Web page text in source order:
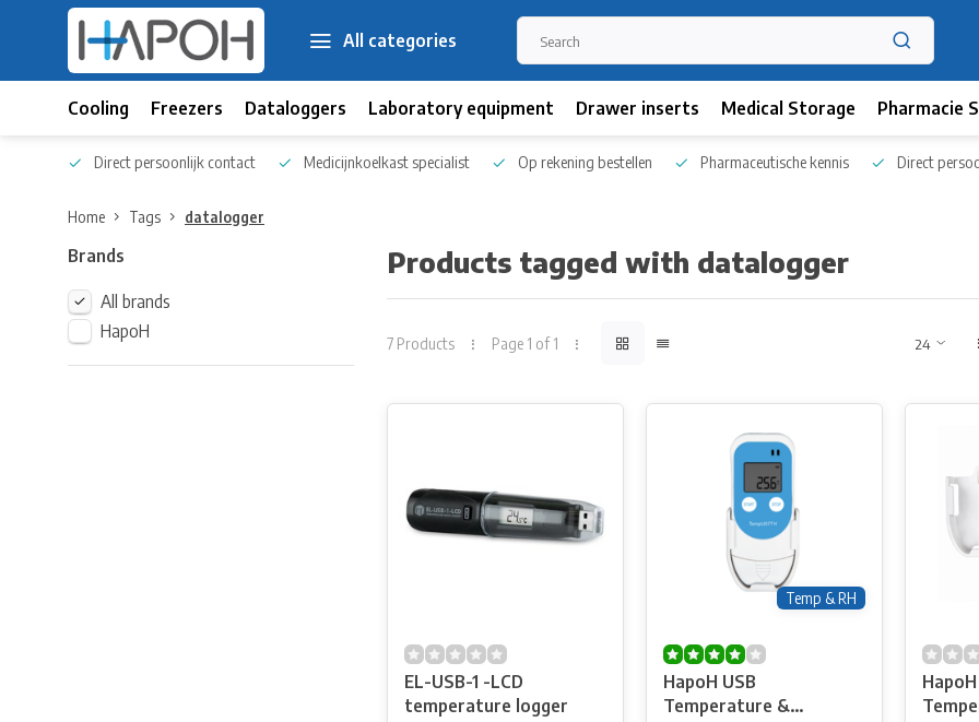
All categories
Cooling Freezers Dataloggers Laboratory equipment Drawer inserts Medical Storage Pharmacie
Direct persoonlijk contact Medicijnkoelkast specialist Op rekening bestellen Pharmaceutische kennis Direct
Home Tags datalogger
Brands
All brands
HapoH
Products tagged with datalogger
7 Products Page 1 of 1
EL-USB-1 -LCD
temperature logger
Temp & RH
HapoH USB
Temperature &